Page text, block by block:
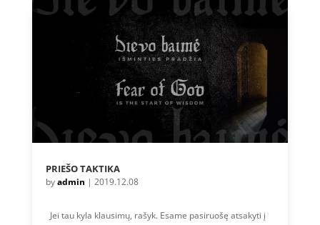
PRIEŠO TAKTIKA
byadmin | 2019.12.08
Jei tau kyla klausimų, rašyk. Esame pasiruošę atsakyti į